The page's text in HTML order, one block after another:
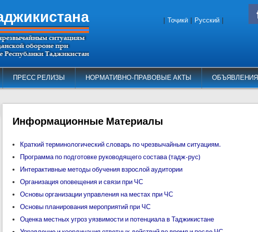
ПРЕСС РЕЛИЗЫ НОРМАТИВНО-ПРАВОВЫЕ АКТЫ ОБЪЯВЛЕНИЯ
Тоҷикӣ Русский
Информационные Материалы
Краткий терминологический словарь по чрезвычайным ситуациям.
Программа по подготовке руководящего состава (тадж-рус)
Интерактивные методы обучения взрослой аудитории
Организация оповещения и связи при ЧС
Основы организации управления на местах при ЧС
Основы планирования мероприятий при ЧС
Оценка местных угроз уязвимости и потенциала в Таджикистане